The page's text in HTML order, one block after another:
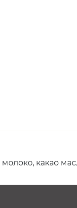
какао